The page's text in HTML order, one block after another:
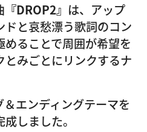
『DROP2』 は、アップ
と哀愁漂う歌詞のコン
めることで周囲が希望を
みごとにリンクするナ
エンディングテーマを
しました。